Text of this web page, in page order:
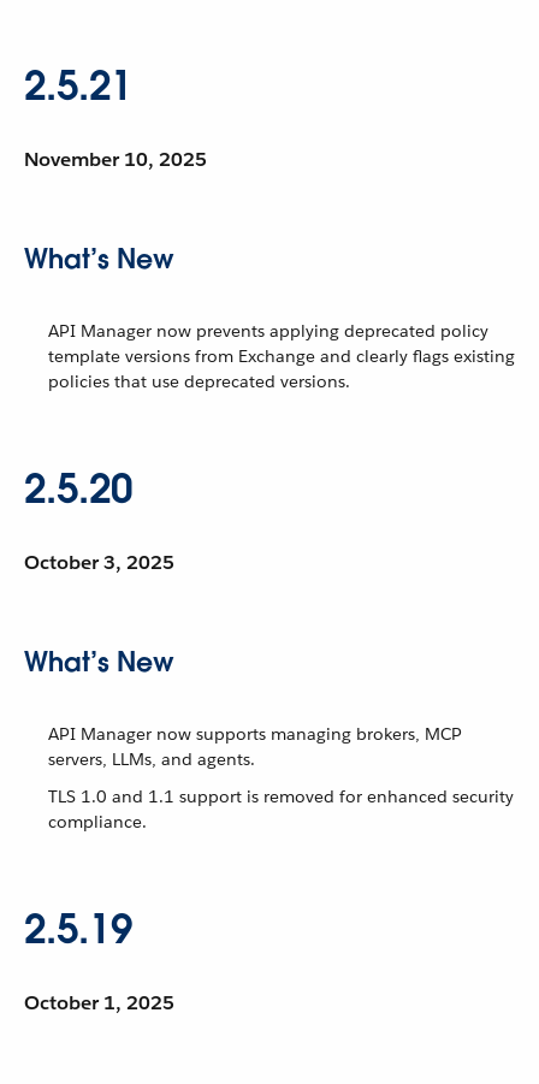
2.5.21
November 10, 2025
What’s New
API Manager now prevents applying deprecated policy
template versions from Exchange and clearly flags existing
policies that use deprecated versions.
2.5.20
October 3, 2025
What’s New
API Manager now supports managing brokers, MCP
servers, LLMs, and agents.
TLS 1.0 and 1.1 support is removed for enhanced security
compliance.
2.5.19
October 1, 2025